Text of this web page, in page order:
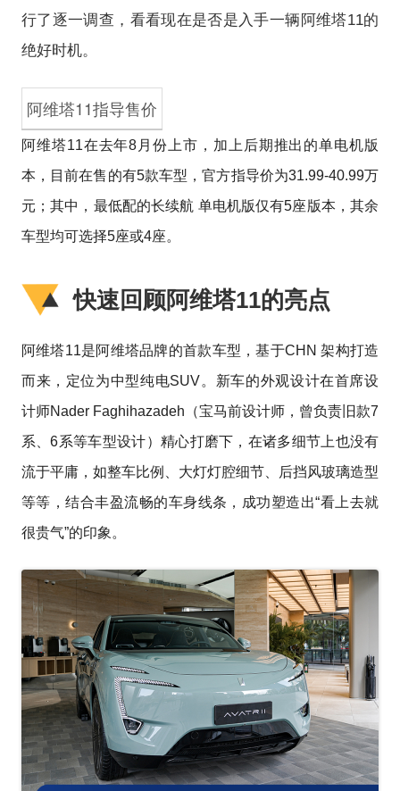
行了逐一调查，看看现在是否是入手一辆阿维塔11的
绝好时机。
阿维塔11指导售价
阿维塔11在去年8月份上市，加上后期推出的单电机版
本，目前在售的有5款车型，官方指导价为31.99-40.99万
元；其中，最低配的长续航 单电机版仅有5座版本，其余
车型均可选择5座或4座。
快速回顾阿维塔11的亮点
阿维塔11是阿维塔品牌的首款车型，基于CHN 架构打造
而来，定位为中型纯电SUV。新车的外观设计在首席设
计师Nader Faghihazadeh（宝马前设计师，曾负责旧款7
系、6系等车型设计）精心打磨下，在诸多细节上也没有
流于平庸，如整车比例、大灯灯腔细节、后挡风玻璃造型
等等，结合丰盈流畅的车身线条，成功塑造出“看上去就
很贵气”的印象。